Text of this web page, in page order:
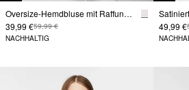
Oversize-Hemdbluse mit Raffungsdetails
39,99 €59,99 €
NACHHALTIG
49,99 €